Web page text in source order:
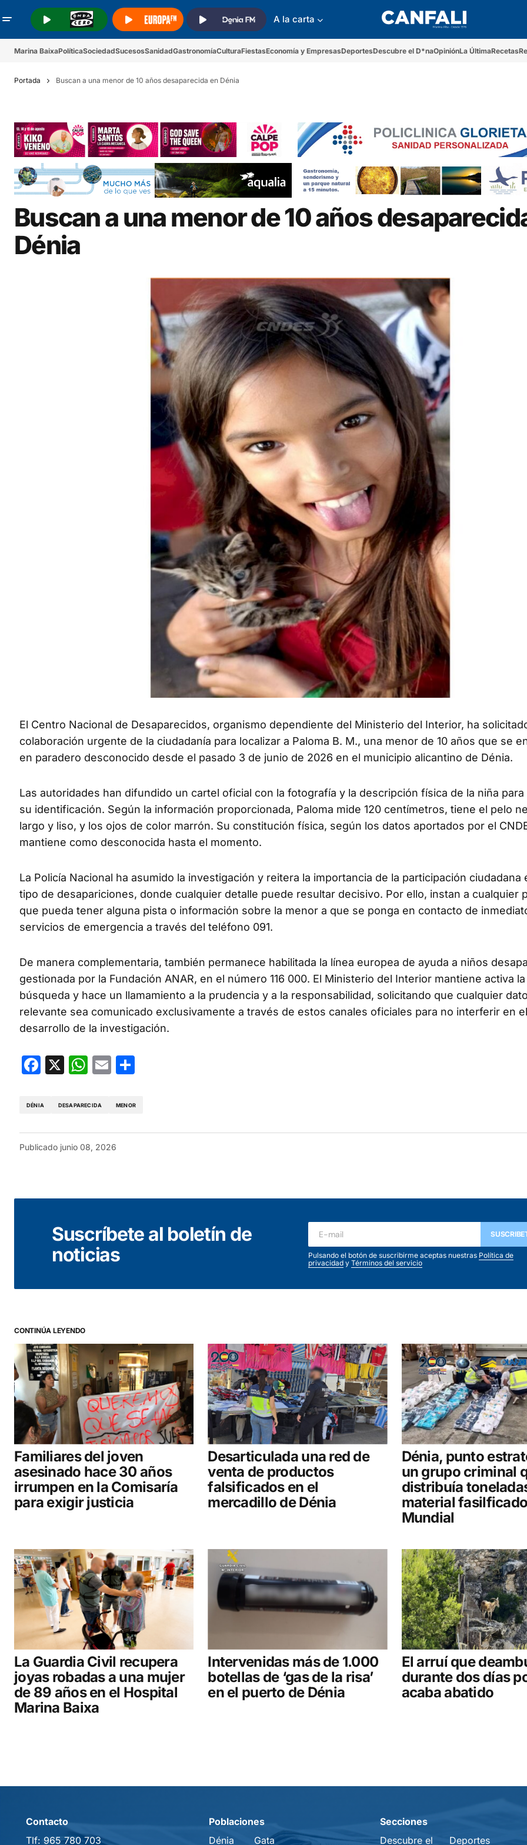
A la carta
Marina BaixaPolíticaSociedadSucesosSanidadGastronomíaCulturaFiestasEconomía y EmpresasDeportesDescubre el D*naOpiniónLa ÚltimaRecetas
Portada Buscan a una menor de 10 años desaparecida en Dénia
Buscan a una menor de 10 años
Dénia
El Centro Nacional de Desaparecidos, organismo dependiente del Ministerio del Interior, ha
colaboración urgente de la ciudadanía para localizar a Paloma B. M., una menor de 10 años que se
en paradero desconocido desde el pasado 3 de junio de 2026 en el municipio alicantino de Dénia.
Las autoridades han difundido un cartel oficial con la fotografía y la descripción física de la niña
su identificación. Según la información proporcionada, Paloma mide 120 centímetros, tiene el pelo
largo y liso, y los ojos de color marrón. Su constitución física, según los datos aportados por el
mantiene como desconocida hasta el momento.
La Policía Nacional ha asumido la investigación y reitera la importancia de la participación ciudadana
tipo de desapariciones, donde cualquier detalle puede resultar decisivo. Por ello, instan a cualquier
que pueda tener alguna pista o información sobre la menor a que se ponga en contacto de
servicios de emergencia a través del teléfono 091.
De manera complementaria, también permanece habilitada la línea europea de ayuda a niños
gestionada por la Fundación ANAR, en el número 116 000. El Ministerio del Interior mantiene activa
búsqueda y hace un llamamiento a la prudencia y a la responsabilidad, solicitando que cualquier
relevante sea comunicado exclusivamente a través de estos canales oficiales para no interferir en el
desarrollo de la investigación.
Facebook
X WhatsApp
Email
DÉNIA DESAPARECIDA MENOR
Publicado junio 08, 2026
Suscríbete al boletín de
noticias
Pulsando el botón de suscribirme aceptas nuestras Política de
privacidad y Términos del servicio
CONTINÚA LEYENDO
Familiares del joven
asesinado hace 30 años
irrumpen en la Comisaría
para exigir justicia
Desarticulada una red de
venta de productos
falsificados en el
mercadillo de Dénia
Dénia, punto
un grupo criminal
distribuía
material
Mundial
La Guardia Civil recupera
joyas robadas a una mujer
de 89 años en el Hospital
Marina Baixa
Intervenidas más de 1.000
botellas de ‘gas de la risa’
en el puerto de Dénia
El arruí que
durante dos días
acaba abatido
Contacto
Tlf: 965 780 703
Poblaciones
Dénia
Gata
Secciones
Descubre el
Deportes